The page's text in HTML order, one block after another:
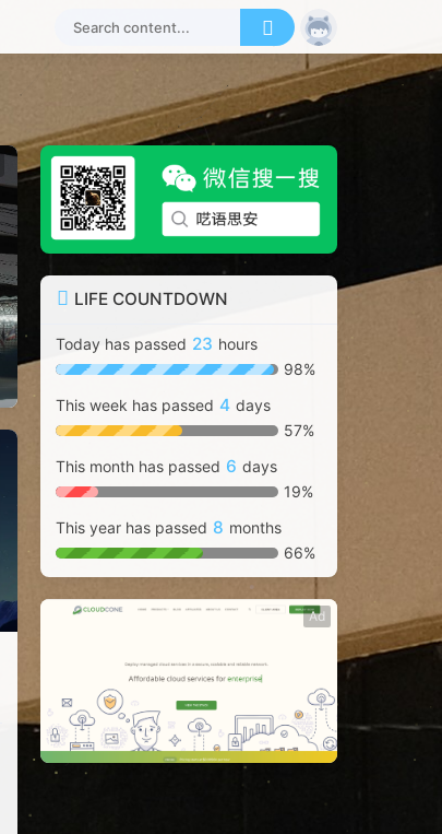
LIFE COUNTDOWN
Today has passed 23 hours
98%
This week has passed 4 days
57%
This month has passed 6 days
19%
This year has passed 8 months
66%
Ad